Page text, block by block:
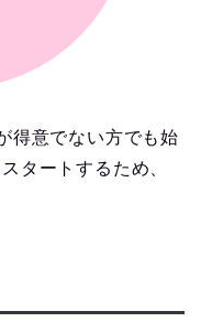
得意でない方でも始
タートするため、